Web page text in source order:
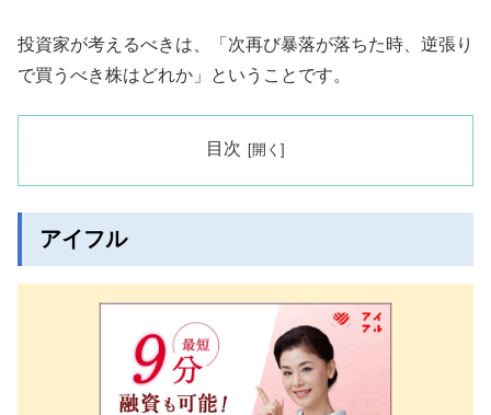
投資家が考えるべきは、「次再び暴落が落ちた時、逆張り
で買うべき株はどれか」ということです。
目次
アイフル